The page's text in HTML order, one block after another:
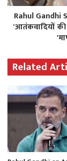
Rahul Gandhi
'आतंकवादियों की
Related